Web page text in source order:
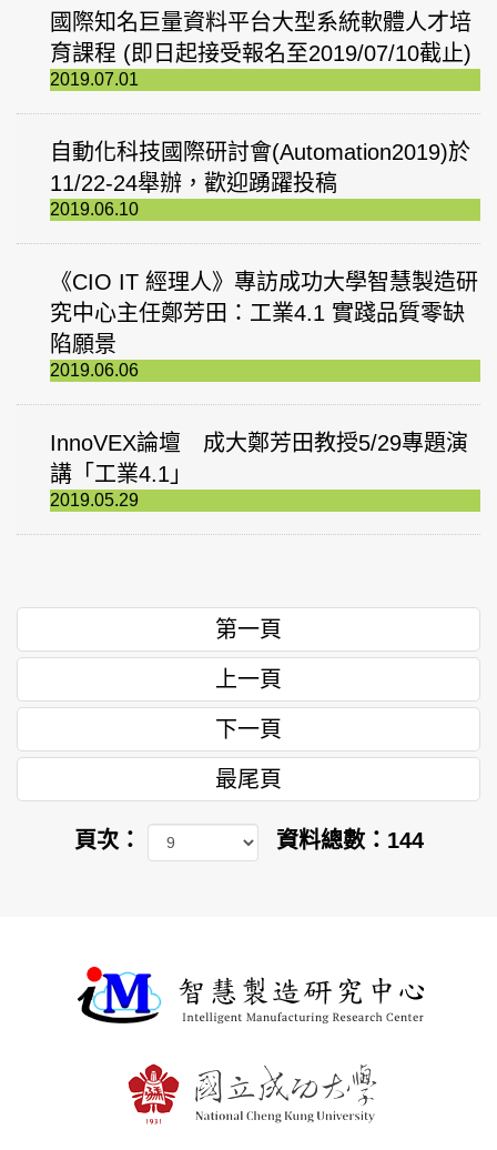
國際知名巨量資料平台大型系統軟體人才培
育課程 (即日起接受報名至2019/07/10截止)
2019.07.01
自動化科技國際研討會(Automation2019)於
11/22-24舉辦，歡迎踴躍投稿
2019.06.10
《CIO IT 經理人》專訪成功大學智慧製造研
究中心主任鄭芳田：工業4.1 實踐品質零缺
陷願景
2019.06.06
InnoVEX論壇 成大鄭芳田教授5/29專題演
講「工業4.1」
2019.05.29
第一頁
上一頁
下一頁
最尾頁
頁次： 資料總數：144